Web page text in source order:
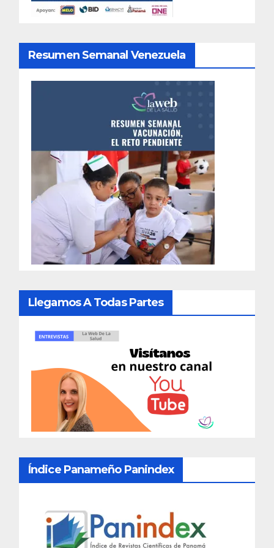
Resumen Semanal Venezuela
Llegamos A Todas Partes
Índice Panameño Panindex